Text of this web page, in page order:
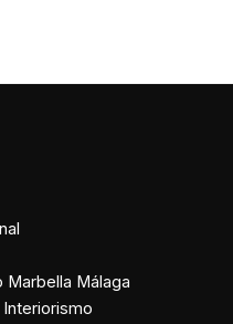
Marbella Málaga